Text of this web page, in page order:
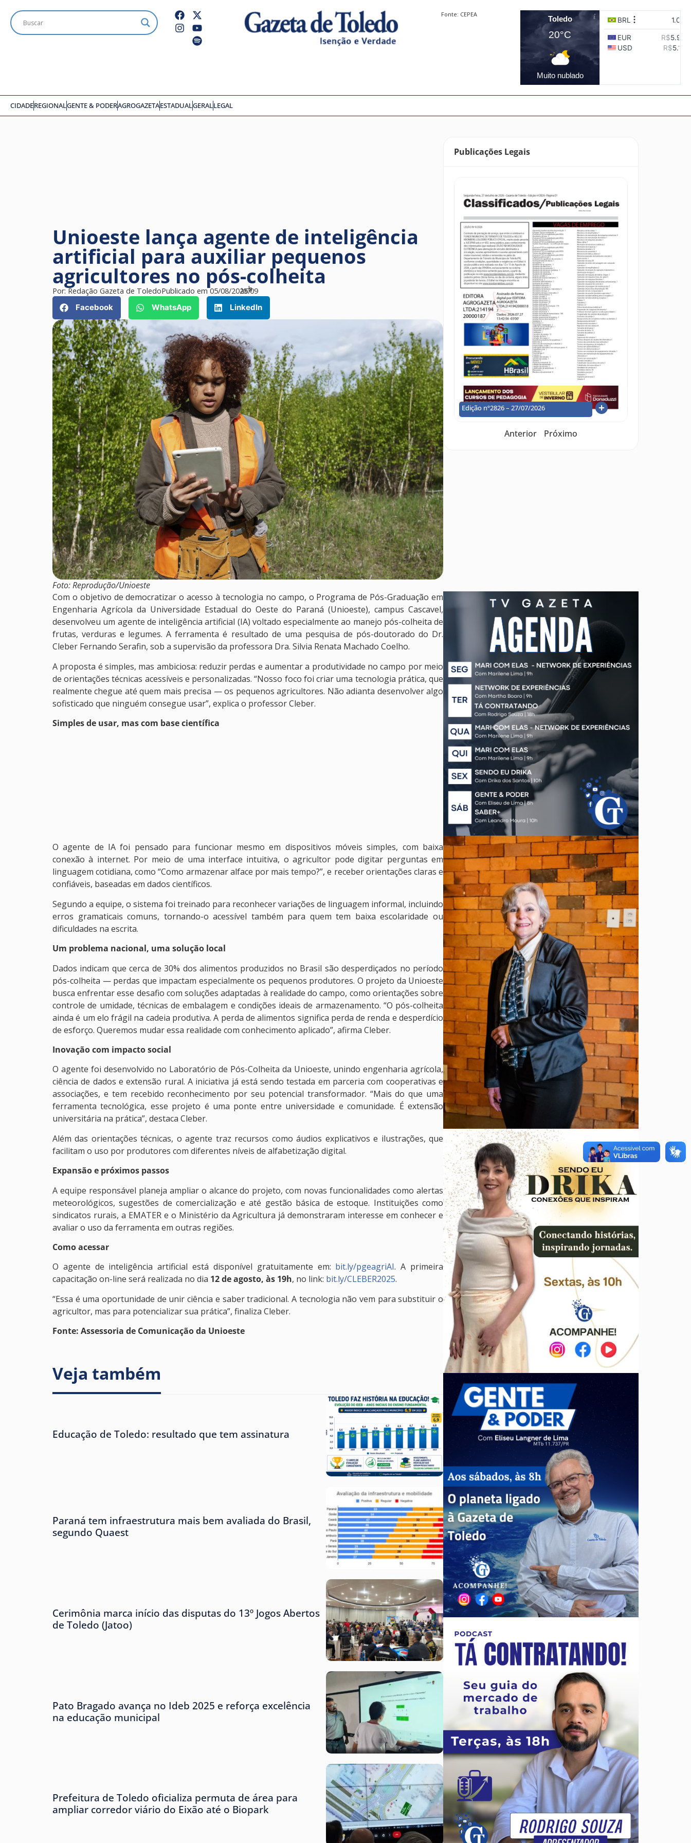
Fonte: CEPEA
Toledo
20°C
Muito nublado
CIDADEREGIONALGENTE & PODERAGROGAZETAESTADUALGERALLEGAL
Unioeste lança agente de inteligência
artificial para auxiliar pequenos
agricultores no pós-colheita
Por:Redação Gazeta de ToledoPublicado em05/08/2025
às09
h
17
Facebook
WhatsApp LinkedIn
Foto: Reprodução/Unioeste
Com o objetivo de democratizar o acesso à tecnologia no campo, o Programa de Pós-Graduação em
Engenharia Agrícola da Universidade Estadual do Oeste do Paraná (Unioeste), campus Cascavel,
desenvolveu um agente de inteligência artificial (IA) voltado especialmente ao manejo pós-colheita de
frutas, verduras e legumes. A ferramenta é resultado de uma pesquisa de pós-doutorado do Dr.
Cleber Fernando Serafin, sob a supervisão da professora Dra. Silvia Renata Machado Coelho.
A proposta é simples, mas ambiciosa: reduzir perdas e aumentar a produtividade no campo por meio
de orientações técnicas acessíveis e personalizadas. “Nosso foco foi criar uma tecnologia prática, que
realmente chegue até quem mais precisa — os pequenos agricultores. Não adianta desenvolver algo
sofisticado que ninguém consegue usar”, explica o professor Cleber.
Simples de usar, mas com base científica
O agente de IA foi pensado para funcionar mesmo em dispositivos móveis simples, com baixa
conexão à internet. Por meio de uma interface intuitiva, o agricultor pode digitar perguntas em
linguagem cotidiana, como “Como armazenar alface por mais tempo?”, e receber orientações claras e
confiáveis, baseadas em dados científicos.
Segundo a equipe, o sistema foi treinado para reconhecer variações de linguagem informal, incluindo
erros gramaticais comuns, tornando-o acessível também para quem tem baixa escolaridade ou
dificuldades na escrita.
Um problema nacional, uma solução local
Dados indicam que cerca de 30% dos alimentos produzidos no Brasil são desperdiçados no período
pós-colheita — perdas que impactam especialmente os pequenos produtores. O projeto da Unioeste
busca enfrentar esse desafio com soluções adaptadas à realidade do campo, como orientações sobre
controle de umidade, técnicas de embalagem e condições ideais de armazenamento. “O pós-colheita
ainda é um elo frágil na cadeia produtiva. A perda de alimentos significa perda de renda e desperdício
de esforço. Queremos mudar essa realidade com conhecimento aplicado”, afirma Cleber.
Inovação com impacto social
O agente foi desenvolvido no Laboratório de Pós-Colheita da Unioeste, unindo engenharia agrícola,
ciência de dados e extensão rural. A iniciativa já está sendo testada em parceria com cooperativas e
associações, e tem recebido reconhecimento por seu potencial transformador. “Mais do que uma
ferramenta tecnológica, esse projeto é uma ponte entre universidade e comunidade. É extensão
universitária na prática”, destaca Cleber.
Além das orientações técnicas, o agente traz recursos como áudios explicativos e ilustrações, que
facilitam o uso por produtores com diferentes níveis de alfabetização digital.
Expansão e próximos passos
A equipe responsável planeja ampliar o alcance do projeto, com novas funcionalidades como alertas
meteorológicos, sugestões de comercialização e até gestão básica de estoque. Instituições como
sindicatos rurais, a EMATER e o Ministério da Agricultura já demonstraram interesse em conhecer e
avaliar o uso da ferramenta em outras regiões.
Como acessar
O agente de inteligência artificial está disponível gratuitamente em: bit.ly/pgeagriAI. A primeira
capacitação on-line será realizada no dia 12 de agosto, às 19h, no link: bit.ly/CLEBER2025.
“Essa é uma oportunidade de unir ciência e saber tradicional. A tecnologia não vem para substituir o
agricultor, mas para potencializar sua prática”, finaliza Cleber.
Fonte: Assessoria de Comunicação da Unioeste
Veja também
Educação de Toledo: resultado que tem assinatura
Paraná tem infraestrutura mais bem avaliada do Brasil,
segundo Quaest
Cerimônia marca início das disputas do 13º Jogos Abertos
de Toledo (Jatoo)
Pato Bragado avança no Ideb 2025 e reforça excelência
na educação municipal
Prefeitura de Toledo oficializa permuta de área para
ampliar corredor viário do Eixão até o Biopark
Publicações Legais
Edição nº2826 – 27/07/2026
Anterior Próximo